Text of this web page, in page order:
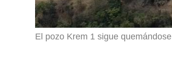
El pozo Krem 1 sigue quemándose